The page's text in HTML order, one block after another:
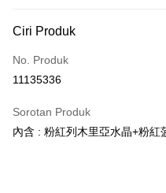
Kad Kredit (Bayaran Penuh)
Pengambilan di Kedai
Apple Pay
Ciri Produk
No. Produk
11135336
Sorotan Produk
內含 : 粉紅列木里亞水晶+粉